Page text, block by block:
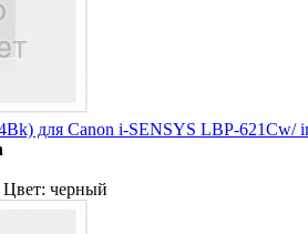
для Canon i-SENSYS LBP-621Cw/
Цвет: черный